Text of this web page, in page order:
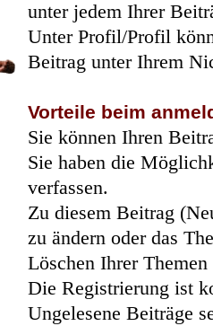
unter jedem Ihrer
Unter Profil/Profil
Beitrag unter Ihrem
Vorteile beim
Sie können Ihren
Sie haben die
verfassen.
Zu diesem Beitrag
zu ändern oder das
Löschen Ihrer
Die Registrierung ist
Ungelesene Beiträge